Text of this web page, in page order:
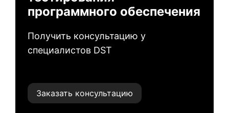
программного обеспечения
Получить консультацию у
специалистов DST
Заказать консультацию